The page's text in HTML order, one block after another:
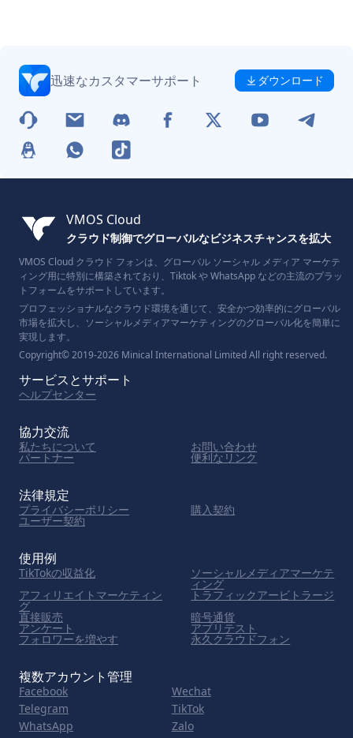
迅速なカスタマーサポート ダウンロード
VMOS Cloud
クラウド制御でグローバルなビジネスチャンスを拡大
VMOS Cloud クラウド フォンは、グローバル ソーシャル メディア マーケテ
ィング用に特別に構築されており、Tiktok や WhatsApp などの主流のプラッ
トフォームをサポートしています。
プロフェッショナルなクラウド環境を通じて、安全かつ効率的にグローバル
市場を拡大し、ソーシャルメディアマーケティングのグローバル化を簡単に
実現します。
Copyright© 2019-2026 Minical International Limited All right reserved.
サービスとサポート
ヘルプセンター
協力交流
私たちについて お問い合わせ
パートナー 便利なリンク
法律規定
プライバシーポリシー 購入契約
ユーザー契約
使用例
TikTokの収益化 ソーシャルメディアマーケテ
ィング
アフィリエイトマーケティン
グ
トラフィックアービトラージ
直接販売
暗号通貨
アンケート アプリテスト
フォロワーを増やす 永久クラウドフォン
複数アカウント管理
Facebook
Wechat
Telegram
TikTok
WhatsApp
Zalo